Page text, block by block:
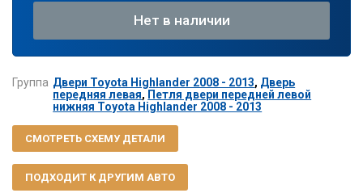
Нет в наличии
Группа Двери Toyota Highlander 2008 - 2013, Дверь
передняя левая, Петля двери передней левой
нижняя Toyota Highlander 2008 - 2013
СМОТРЕТЬ СХЕМУ ДЕТАЛИ
ПОДХОДИТ К ДРУГИМ АВТО